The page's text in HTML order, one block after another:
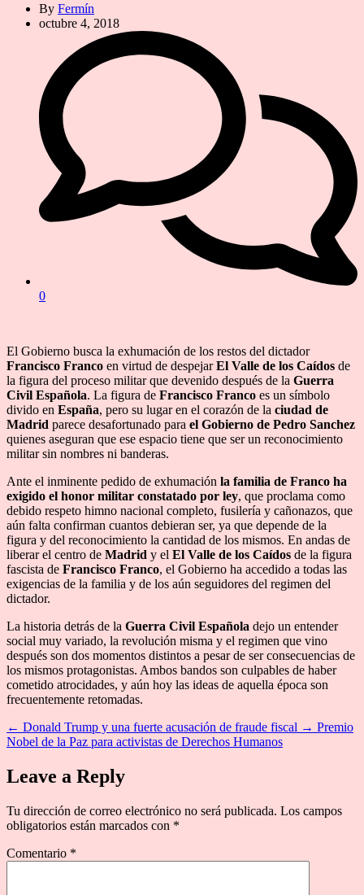
By Fermín
octubre 4, 2018
0
El Gobierno busca la exhumación de los restos del dictador
Francisco Franco en virtud de despejarEl Valle de los Caídos de
la figura del proceso militar que devenido después de la Guerra
Civil Española. La figura de Francisco Franco es un símbolo
divido en España, pero su lugar en el corazón de la ciudad de
Madrid parece desafortunado para el Gobierno de Pedro Sanchez
quienes aseguran que ese espacio tiene que ser un reconocimiento
militar sin nombres ni banderas.
Ante el inminente pedido de exhumación la familia de Franco ha
exigido el honor militar constatado por ley, que proclama como
debido respeto himno nacional completo, fusilería y cañonazos, que
aún falta confirman cuantos debieran ser, ya que depende de la
figura y del reconocimiento la cantidad de los mismos. En andas de
liberar el centro de Madrid y el El Valle de los Caídos de la figura
fascista de Francisco Franco, el Gobierno ha accedido a todas las
exigencias de la familia y de los aún seguidores del regimen del
dictador.
La historia detrás de la Guerra Civil Española dejo un entender
social muy variado, la revolución misma y el regimen que vino
después son dos momentos distintos a pesar de ser consecuencias de
los mismos protagonistas. Ambos bandos son culpables de haber
cometido atrocidades, y aún hoy las ideas de aquella época son
frecuentemente retomadas.
← Donald Trump y una fuerte acusación de fraude fiscal → Premio
Nobel de la Paz para activistas de Derechos Humanos
Leave a Reply
Tu dirección de correo electrónico no será publicada. Los campos
obligatorios están marcados con *
Comentario *